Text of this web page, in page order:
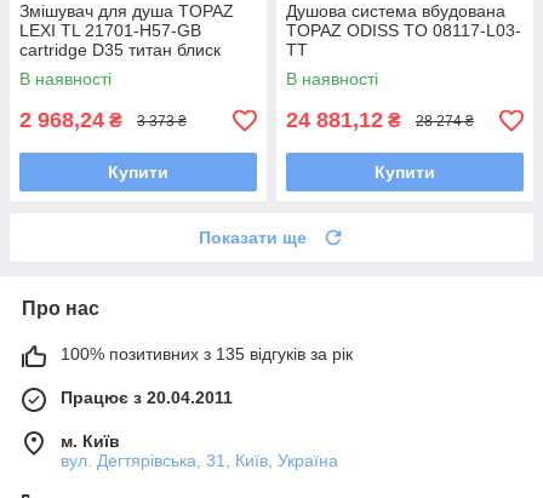
Змішувач для душа TOPAZ
LEXI TL 21701-H57-GB
cartridge D35 титан блиск
PVD (комплект)
В наявності
2 968,24 ₴ 3 373 ₴
Купити
Душова система вбудована
TOPAZ ODISS TO 08117-L03-
TT
В наявності
24 881,12 ₴ 28 274 ₴
Купити
Показати ще
Про нас
100% позитивних з 135 відгуків за рік
Працює з 20.04.2011
м. Київ
вул. Дегтярівська, 31, Київ, Україна